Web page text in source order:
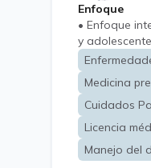
Enfoque
• Enfoque
y
adulto
• Extensión
retenidas,
recetas
Medicina
Cuidados
Licencia
Manejo del